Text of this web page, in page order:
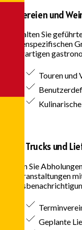
Brauereien und
Verwalten Sie
kundenspezifischen
einzigartigen
Touren und
Food Trucks und
Planen Sie
an Veranstaltungen
Geplante